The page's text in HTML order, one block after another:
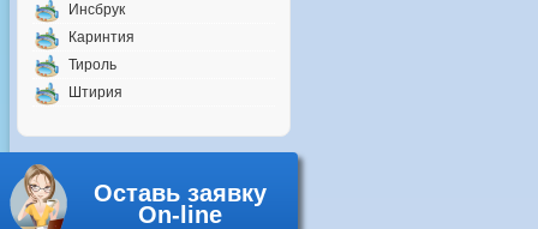
Инсбрук
Каринтия
Тироль
Штирия
Оставь заявку
On-line